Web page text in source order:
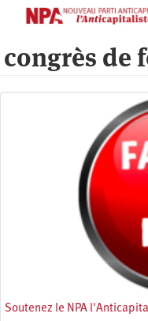
content
congrès de
Soutenez le NPA